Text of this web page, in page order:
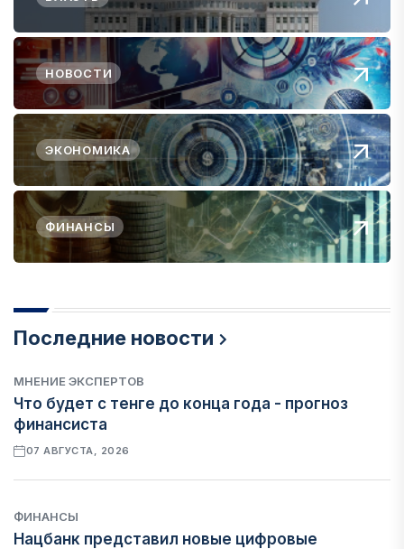
НОВОСТИ
ЭКОНОМИКА
ФИНАНСЫ
Последние новости
МНЕНИЕ ЭКСПЕРТОВ
Что будет с тенге до конца года - прогноз
финансиста
07 АВГУСТА, 2026
ФИНАНСЫ
Нацбанк представил новые цифровые